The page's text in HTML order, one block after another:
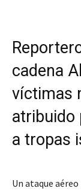
cadena
víctimas
atribuido
a tropas
Un ataque